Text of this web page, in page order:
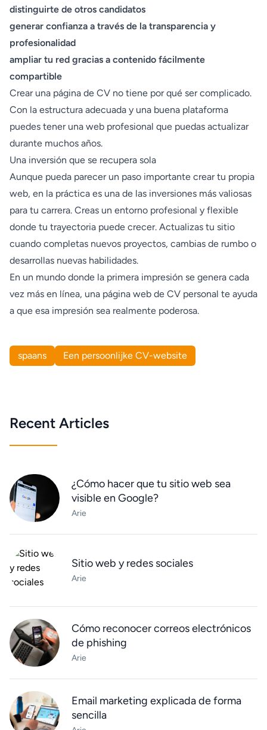
distinguirte de otros candidatos
generar confianza a través de la transparencia y
profesionalidad
ampliar tu red gracias a contenido fácilmente
compartible
Crear una página de CV no tiene por qué ser complicado.
Con la estructura adecuada y una buena plataforma
puedes tener una web profesional que puedas actualizar
durante muchos años.
Una inversión que se recupera sola
Aunque pueda parecer un paso importante crear tu propia
web, en la práctica es una de las inversiones más valiosas
para tu carrera. Creas un entorno profesional y flexible
donde tu trayectoria puede crecer. Actualizas tu sitio
cuando completas nuevos proyectos, cambias de rumbo o
desarrollas nuevas habilidades.
En un mundo donde la primera impresión se genera cada
vez más en línea, una página web de CV personal te ayuda
a que esa impresión sea realmente poderosa.
spaans Een persoonlijke CV-website
Recent Articles
¿Cómo hacer que tu sitio web sea
visible en Google?
Arie
Sitio web y redes sociales
Arie
Cómo reconocer correos electrónicos
de phishing
Arie
Email marketing explicada de forma
sencilla